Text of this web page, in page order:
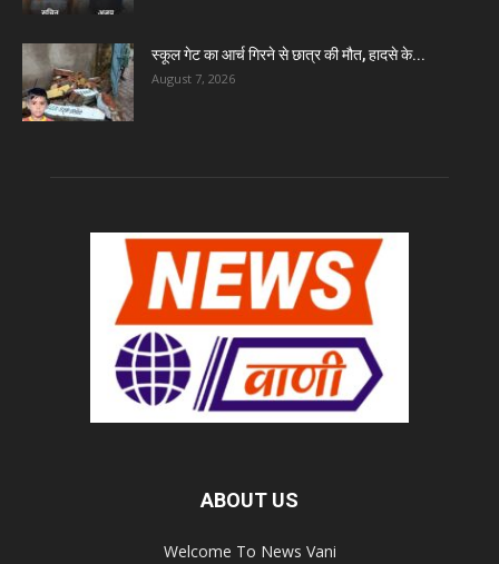
स्कूल गेट का आर्च गिरने से छात्र की मौत, हादसे के...
August 7, 2026
ABOUT US
Welcome To News Vani